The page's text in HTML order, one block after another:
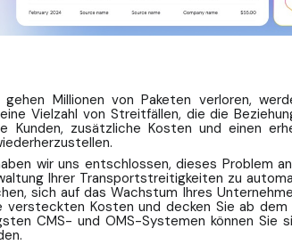
gehen Millionen von Paketen verloren,
Vielzahl von Streitfällen, die die
Kunden, zusätzliche Kosten und einen
wir uns entschlossen, dieses Problem
Ihrer Transportstreitigkeiten zu
sich auf das Wachstum Ihres
versteckten Kosten und decken Sie ab
CMS- und OMS-Systemen können Sie